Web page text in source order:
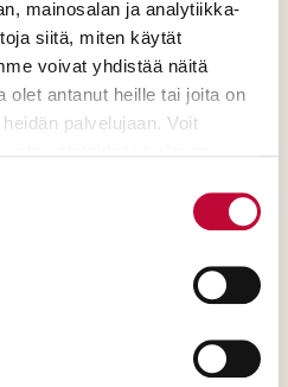
mainosalan ja analytiikka-
siitä, miten käytät
voivat yhdistää näitä
olet antanut heille tai joita on
palvelujaan. Voit
ja
yhden